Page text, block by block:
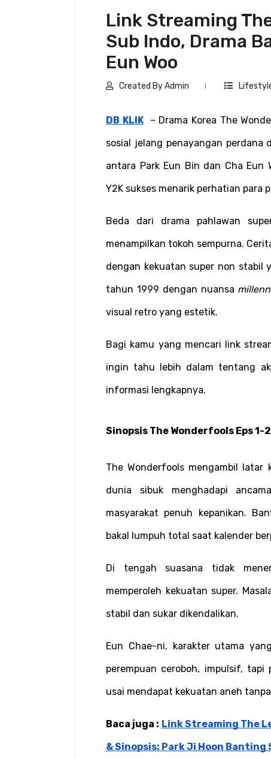
Link Streaming
Sub Indo, Drama
Eun Woo
Created By Admin
DB KLIK – Drama Korea The
sosial jelang penayangan perdana
antara Park Eun Bin dan Cha Eun
Y2K sukses menarik perhatian para
Beda dari drama pahlawan
menampilkan tokoh sempurna.
dengan kekuatan super non stabil
tahun 1999 dengan nuansa
visual retro yang estetik.
Bagi kamu yang mencari link
ingin tahu lebih dalam tentang
informasi lengkapnya.
Sinopsis The Wonderfools Eps 1-2
The Wonderfools mengambil
dunia sibuk menghadapi
masyarakat penuh kepanikan.
bakal lumpuh total saat kalender
Di tengah suasana tidak
memperoleh kekuatan super.
stabil dan sukar dikendalikan.
Eun Chae-ni, karakter utama
perempuan ceroboh, impulsif,
usai mendapat kekuatan aneh
Baca juga : Link Streaming The
& Sinopsis: Park Ji Hoon Banting